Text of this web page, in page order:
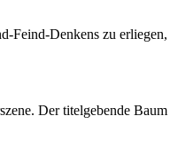
Denkens zu
Der titelgebende